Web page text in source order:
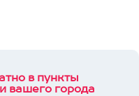
в пункты
вашего города